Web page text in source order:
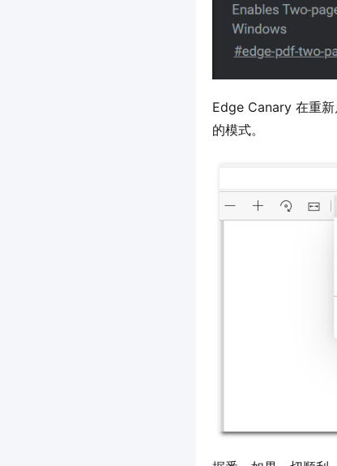
Edge Canary 在重
的模式。